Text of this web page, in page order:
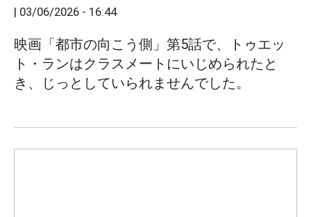
03/06/2026 - 16:44
映画「都市の向こう側」第5話で、トゥエッ
ト・ランはクラスメートにいじめられたと
き、じっとしていられませんでした。